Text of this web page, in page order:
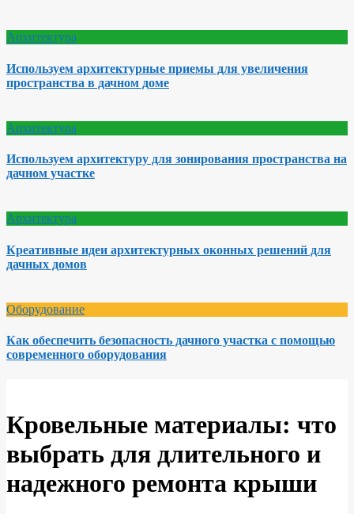
Архитектура
Используем архитектурные приемы для увеличения
пространства в дачном доме
Архитектура
Используем архитектуру для зонирования пространства на
дачном участке
Архитектура
Креативные идеи архитектурных оконных решений для
дачных домов
Оборудование
Как обеспечить безопасность дачного участка с помощью
современного оборудования
Кровельные материалы: что
выбрать для длительного и
надежного ремонта крыши